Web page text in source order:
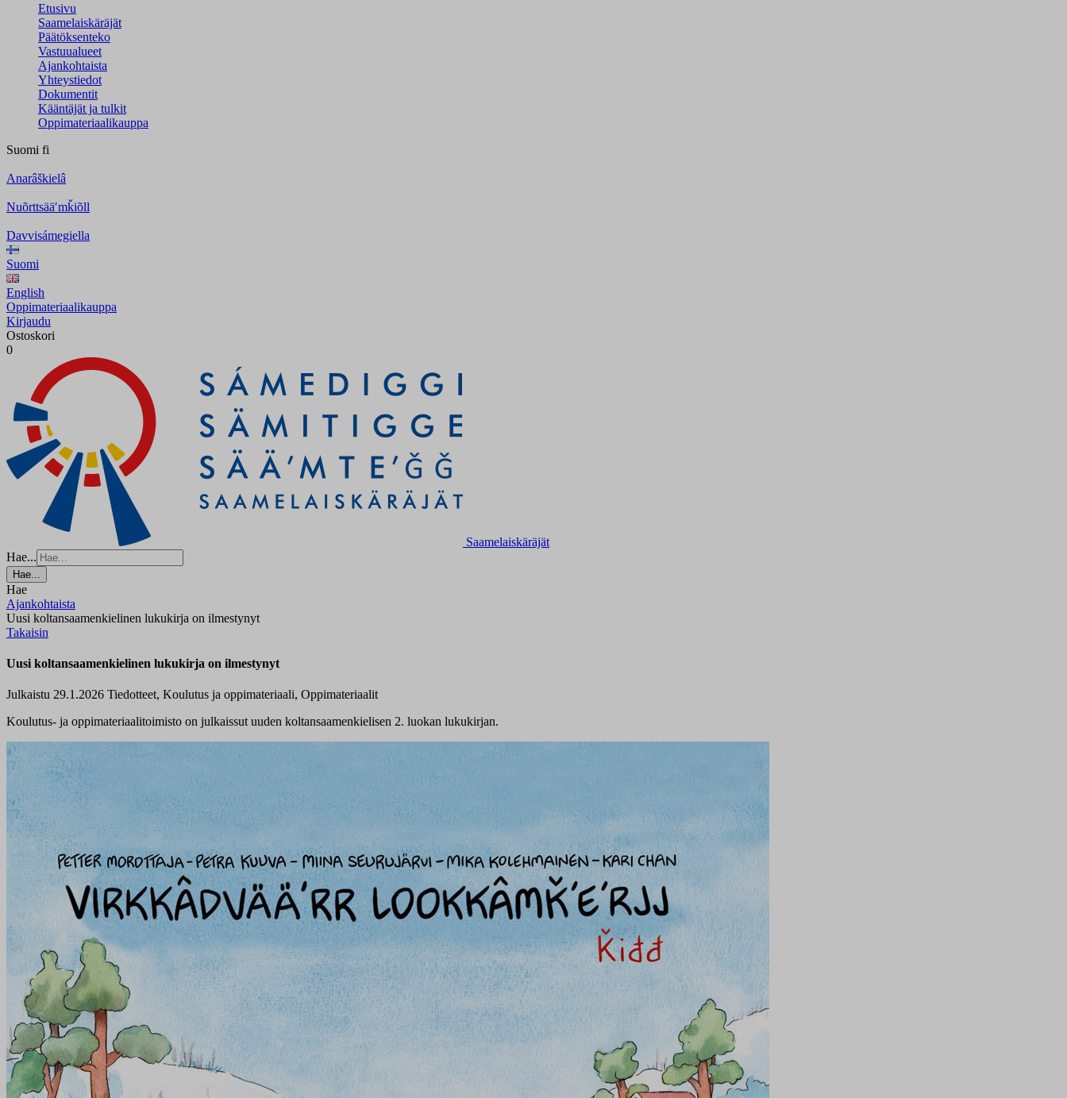
Etusivu
Saamelaiskäräjät
Päätöksenteko
Vastuualueet
Ajankohtaista
Yhteystiedot
Dokumentit
Kääntäjät ja tulkit
Oppimateriaalikauppa
Suomi fi
Anarâškielâ
Nuõrttsääʹmǩiõll
Davvisámegiella
Suomi
English
Oppimateriaalikauppa
Kirjaudu
Ostoskori
0
Saamelaiskäräjät
Hae...
Hae...
Hae
Ajankohtaista
Uusi koltansaamenkielinen lukukirja on ilmestynyt
Takaisin
Uusi koltansaamenkielinen lukukirja on ilmestynyt
Julkaistu 29.1.2026 Tiedotteet, Koulutus ja oppimateriaali, Oppimateriaalit
Koulutus- ja oppimateriaalitoimisto on julkaissut uuden koltansaamenkielisen 2. luokan lukukirjan.